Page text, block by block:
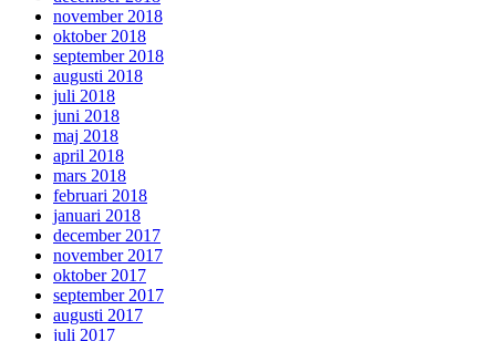
november 2018
oktober 2018
september 2018
augusti 2018
juli 2018
juni 2018
maj 2018
april 2018
mars 2018
februari 2018
januari 2018
december 2017
november 2017
oktober 2017
september 2017
augusti 2017
juli 2017